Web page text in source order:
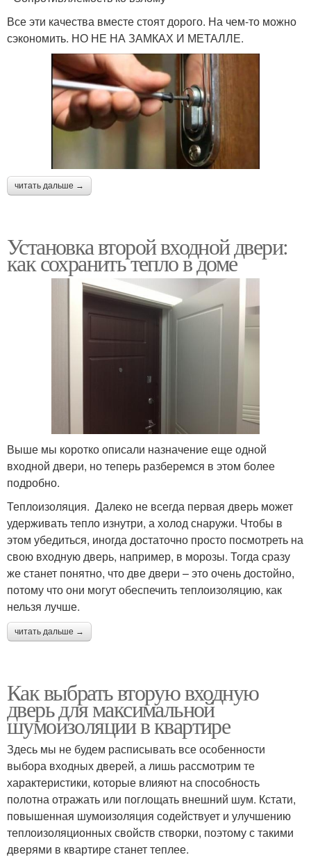
Все эти качества вместе стоят дорого. На чем-то можно
сэкономить. НО НЕ НА ЗАМКАХ И МЕТАЛЛЕ.
читать дальше →
Установка второй входной двери:
как сохранить тепло в доме
Выше мы коротко описали назначение еще одной
входной двери, но теперь разберемся в этом более
подробно.
Теплоизоляция. Далеко не всегда первая дверь может
удерживать тепло изнутри, а холод снаружи. Чтобы в
этом убедиться, иногда достаточно просто посмотреть на
свою входную дверь, например, в морозы. Тогда сразу
же станет понятно, что две двери – это очень достойно,
потому что они могут обеспечить теплоизоляцию, как
нельзя лучше.
читать дальше →
Как выбрать вторую входную
дверь для максимальной
шумоизоляции в квартире
Здесь мы не будем расписывать все особенности
выбора входных дверей, а лишь рассмотрим те
характеристики, которые влияют на способность
полотна отражать или поглощать внешний шум. Кстати,
повышенная шумоизоляция содействует и улучшению
теплоизоляционных свойств створки, поэтому с такими
дверями в квартире станет теплее.